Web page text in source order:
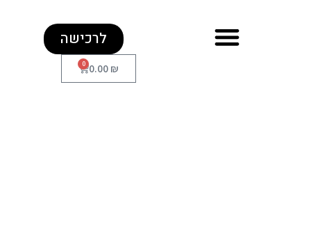
לרכישה
0.00 ₪
0